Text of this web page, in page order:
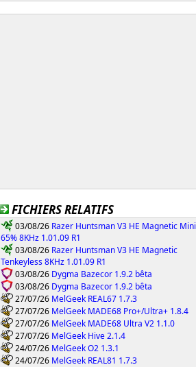
FICHIERS RELATIFS
03/08/26 Razer Huntsman V3 HE Magnetic Mini
65% 8KHz 1.01.09 R1
03/08/26 Razer Huntsman V3 HE Magnetic
Tenkeyless 8KHz 1.01.09 R1
03/08/26 Dygma Bazecor 1.9.2 bêta
03/08/26 Dygma Bazecor 1.9.2 bêta
27/07/26 MelGeek REAL67 1.7.3
27/07/26 MelGeek MADE68 Pro+/Ultra+ 1.8.4
27/07/26 MelGeek MADE68 Ultra V2 1.1.0
27/07/26 MelGeek Hive 2.1.4
24/07/26 MelGeek O2 1.3.1
24/07/26 MelGeek REAL81 1.7.3